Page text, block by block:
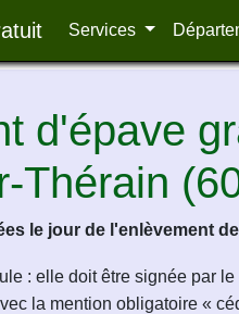
Services
d'épave
Thérain
le jour de l'enlèvement
: elle doit être signée par le
la mention obligatoire «